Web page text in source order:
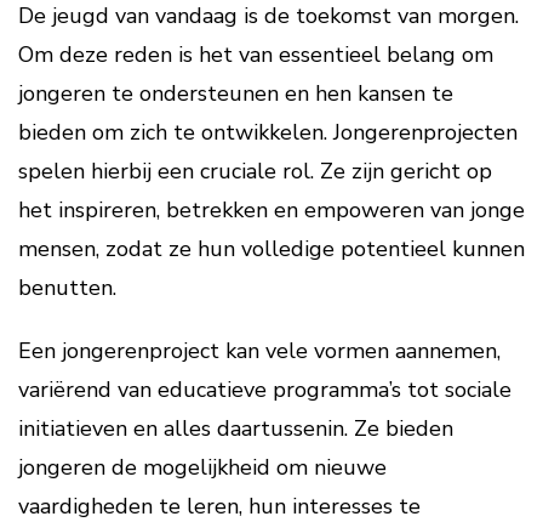
De jeugd van vandaag is de toekomst van morgen.
Om deze reden is het van essentieel belang om
jongeren te ondersteunen en hen kansen te
bieden om zich te ontwikkelen. Jongerenprojecten
spelen hierbij een cruciale rol. Ze zijn gericht op
het inspireren, betrekken en empoweren van jonge
mensen, zodat ze hun volledige potentieel kunnen
benutten.
Een jongerenproject kan vele vormen aannemen,
variërend van educatieve programma’s tot sociale
initiatieven en alles daartussenin. Ze bieden
jongeren de mogelijkheid om nieuwe
vaardigheden te leren, hun interesses te